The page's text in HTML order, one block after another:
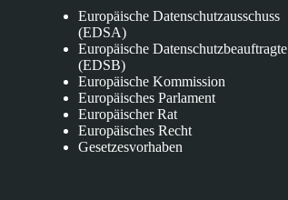
Europäische Datenschutzausschuss
(EDSA)
Europäische Datenschutzbeauftragte
(EDSB)
Europäische Kommission
Europäisches Parlament
Europäischer Rat
Europäisches Recht
Gesetzesvorhaben